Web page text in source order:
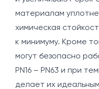
материалам
химическая
к минимуму. Кроме
могут безопасно
PN16 – PN63 и при
делает их